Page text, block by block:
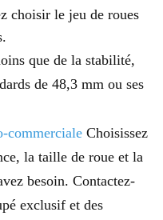
choisir le jeu de roues
que de la stabilité,
de 48,3 mm ou ses
commerciale Choisissez
la taille de roue et la
besoin. Contactez-
exclusif et des